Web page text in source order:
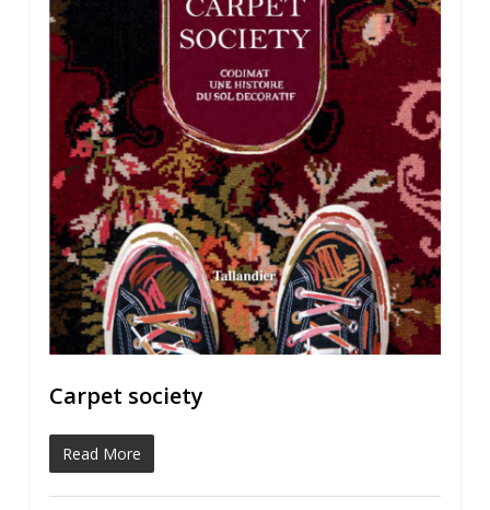
Carpet society
Read More